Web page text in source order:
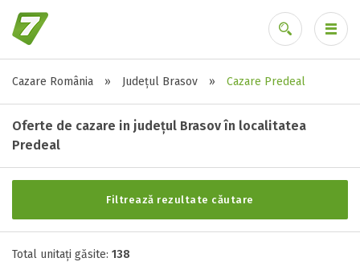
Cazare România » Județul Brasov » Cazare Predeal
Oferte de cazare in județul Brasov în localitatea
Predeal
Filtrează rezultate căutare
Alte tipuri de unități
Toate tipurile de unitati de cazari
Apartament ( 5 )
Camere de inchiriat ( 1 )
Casa de vacanta ( 2 )
Total unitați găsite: 138